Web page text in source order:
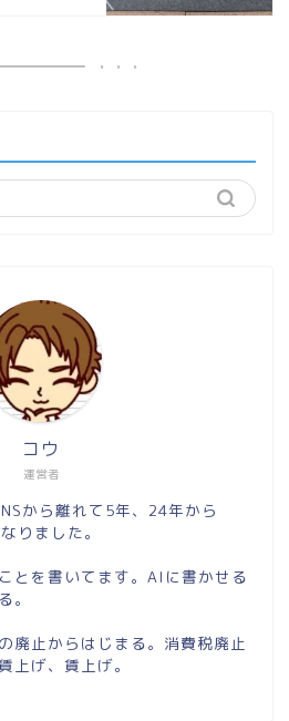
運営者
コウ
から離れて5年、24年から
りました。
とを書いてます。AIに書かせる
。
廃止からはじまる。消費税廃止
上げ、賃上げ。